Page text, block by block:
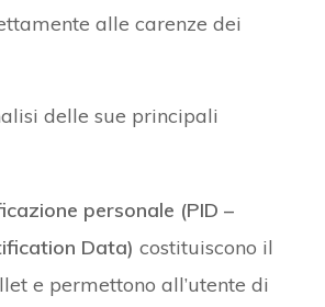
alle carenze dei
delle sue principali
personale (PID –
Data) costituiscono il
e permettono all’utente di